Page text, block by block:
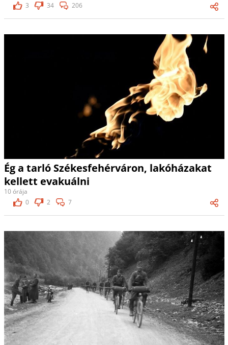
3
34 206
Ég a tarló Székesfehérváron, lakóházakat
kellett evakuálni
10 órája
0
2 7